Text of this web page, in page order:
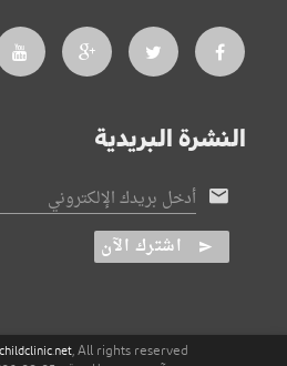
النشرة البريدية
أدخل بريدك الإلكتروني
اشترك الآن
childclinic.net, All rights reserved